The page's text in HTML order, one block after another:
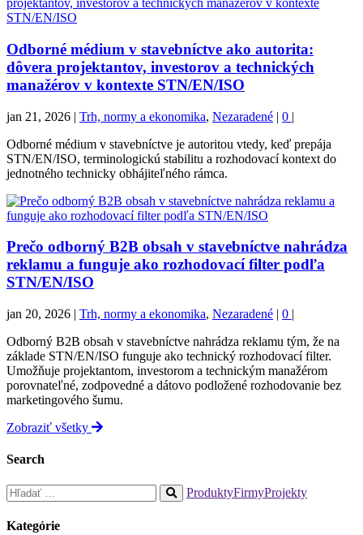
Odborné médium v stavebníctve ako autorita:
dôvera projektantov, investorov a technických
manažérov v kontexte STN/EN/ISO
jan 21, 2026 | Trh, normy a ekonomika, Nezaradené | 0 |
Odborné médium v stavebníctve je autoritou vtedy, keď prepája
STN/EN/ISO, terminologickú stabilitu a rozhodovací kontext do
jednotného technicky obhájiteľného rámca.
Prečo odborný B2B obsah v stavebníctve nahrádza
reklamu a funguje ako rozhodovací filter podľa
STN/EN/ISO
jan 20, 2026 | Trh, normy a ekonomika, Nezaradené | 0 |
Odborný B2B obsah v stavebníctve nahrádza reklamu tým, že na
základe STN/EN/ISO funguje ako technický rozhodovací filter.
Umožňuje projektantom, investorom a technickým manažérom
porovnateľné, zodpovedné a dátovo podložené rozhodovanie bez
marketingového šumu.
Zobraziť všetky
Search
Hľadať:
autocomplete
ProduktyFirmyProjekty
Kategórie